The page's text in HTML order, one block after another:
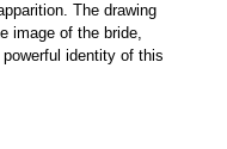
The drawing
image of the bride,
identity of this